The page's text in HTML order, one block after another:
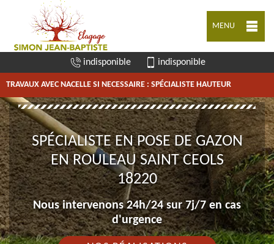
MENU
indisponible indisponible
TRAVAUX AVEC NACELLE SI NECESSAIRE : SPÉCIALISTE HAUTEUR
SPÉCIALISTE EN POSE DE GAZON
EN ROULEAU SAINT CEOLS
18220
Nous intervenons 24h/24 sur 7j/7 en cas
d'urgence